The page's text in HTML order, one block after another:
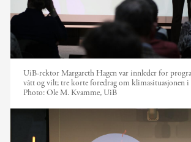
UiB-rektor Margareth Hagen var innleder for
vått og vilt; tre korte foredrag om klimasituasjonen i
Photo:Ole M. Kvamme, UiB